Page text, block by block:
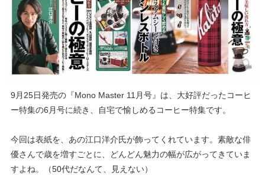
9月25日発売の『Mono Master 11月号』は、大好評だったコーヒ
ー特集の6月号に続き、自宅で愉しめるコーヒー特集です。
今回は表紙を、あの江口洋介氏が飾ってくれています。素敵な俳
優さんで歳を増すごとに、どんどん魅力の幅が広がってきていま
すよね。（50代だなんて、見えない）